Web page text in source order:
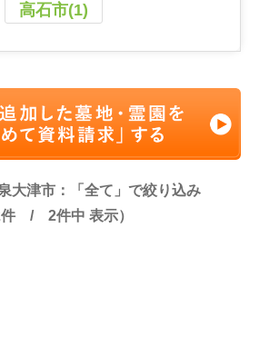
高石市(1)
大津市：「全て」で絞り込み
件 / 2件中 表示）